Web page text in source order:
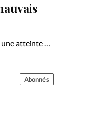
La boutique
À propos
atteinte à
Abonnés